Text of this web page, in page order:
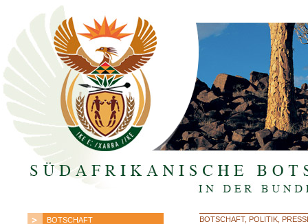
BOTSCHAFT
BOTSCHAFT, POLITIK,